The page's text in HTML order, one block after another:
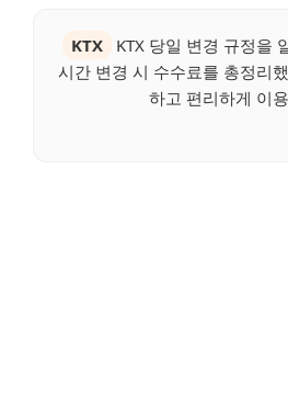
KTX
KTX 당일 변경 규정을
시간 변경 시 수수료를 총정리
하고 편리하게 이